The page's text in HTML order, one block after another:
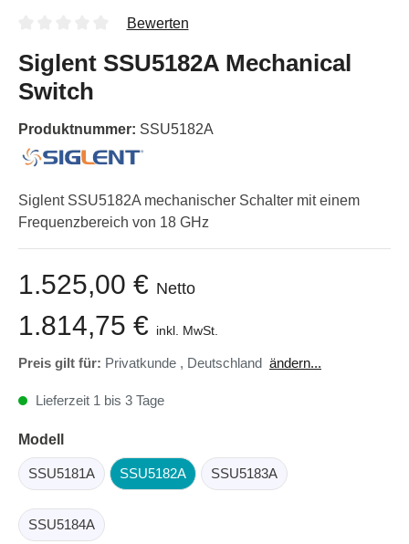
Bewerten
Siglent SSU5182A Mechanical
Switch
Produktnummer: SSU5182A
Siglent SSU5182A mechanischer Schalter mit einem
Frequenzbereich von 18 GHz
1.525,00 € Netto
1.814,75 € inkl. MwSt.
Preis gilt für: Privatkunde , Deutschland ändern...
Lieferzeit 1 bis 3 Tage
Modell
SSU5181A SSU5182A SSU5183A
SSU5184A